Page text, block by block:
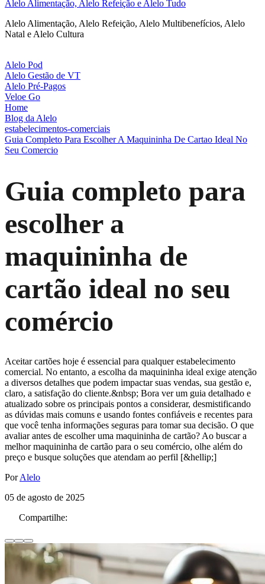
Alelo Alimentação, Alelo Refeição e Alelo Tudo
Alelo Alimentação, Alelo Refeição, Alelo Multibenefícios, Alelo
Natal e Alelo Cultura
Alelo Pod
Alelo Gestão de VT
Alelo Pré-Pagos
Veloe Go
Home
Blog da Alelo
estabelecimentos-comerciais
Guia Completo Para Escolher A Maquininha De Cartao Ideal No
Seu Comercio
Guia completo para
escolher a
maquininha de
cartão ideal no seu
comércio
Aceitar cartões hoje é essencial para qualquer estabelecimento
comercial. No entanto, a escolha da maquininha ideal exige atenção
a diversos detalhes que podem impactar suas vendas, sua gestão e,
claro, a satisfação do cliente.&nbsp; Bora ver um guia detalhado e
atualizado sobre os principais pontos a considerar, desmistificando
as dúvidas mais comuns e usando fontes confiáveis e recentes para
que você tenha informações seguras para tomar sua decisão. O que
avaliar antes de escolher uma maquininha de cartão? Ao buscar a
melhor maquininha de cartão para o seu comércio, olhe além do
preço e busque soluções que atendam ao perfil [&hellip;]
PorAlelo
05 de agosto de 2025
Compartilhe: